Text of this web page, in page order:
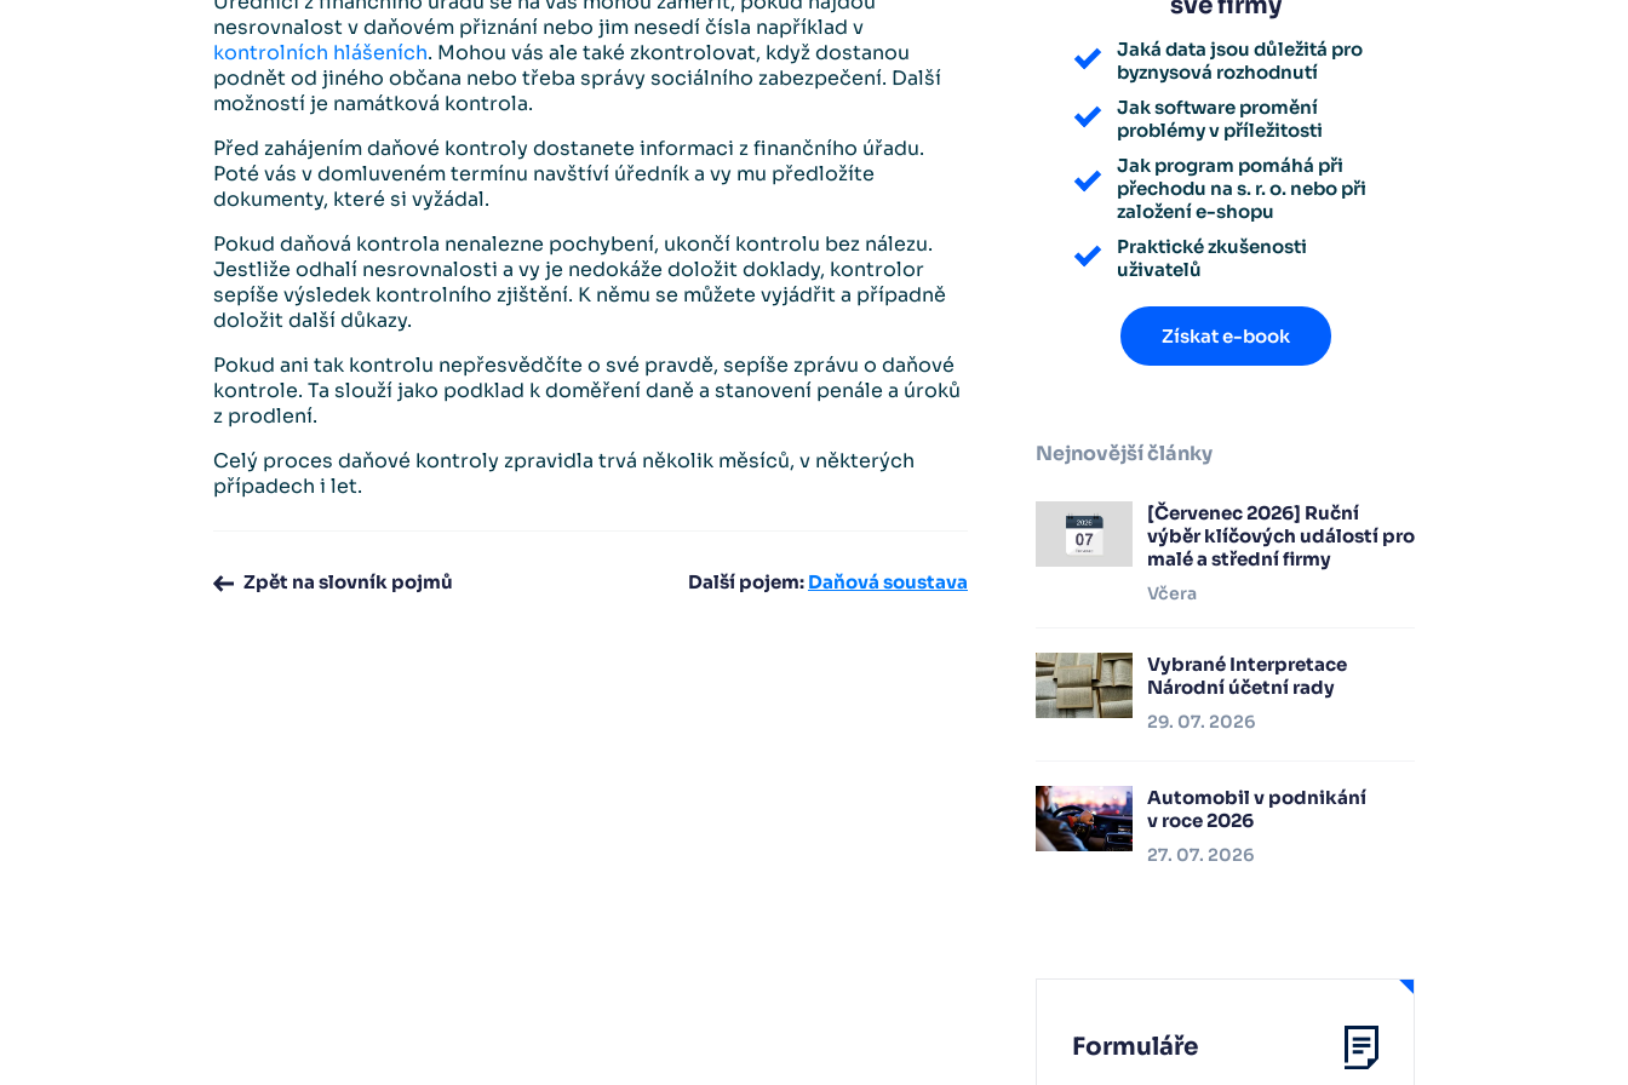
nesrovnalost v daňovém přiznání nebo jim nesedí čísla například v
kontrolních hlášeních. Mohou vás ale také zkontrolovat, když dostanou
podnět od jiného občana nebo třeba správy sociálního zabezpečení. Další
možností je namátková kontrola.
Před zahájením daňové kontroly dostanete informaci z finančního úřadu.
Poté vás v domluveném termínu navštíví úředník a vy mu předložíte
dokumenty, které si vyžádal.
Pokud daňová kontrola nenalezne pochybení, ukončí kontrolu bez nálezu.
Jestliže odhalí nesrovnalosti a vy je nedokáže doložit doklady, kontrolor
sepíše výsledek kontrolního zjištění. K němu se můžete vyjádřit a případně
doložit další důkazy.
Pokud ani tak kontrolu nepřesvědčíte o své pravdě, sepíše zprávu o daňové
kontrole. Ta slouží jako podklad k doměření daně a stanovení penále a úroků
z prodlení.
Celý proces daňové kontroly zpravidla trvá několik měsíců, v některých
případech i let.
Zpět na slovník pojmů Další pojem: Daňová soustava
Jaká data jsou důležitá pro
byznysová rozhodnutí
Jak software promění
problémy v příležitosti
Jak program pomáhá při
přechodu na s. r. o. nebo při
založení e-shopu
Praktické zkušenosti
uživatelů
Získat e-book
Nejnovější články
[Červenec 2026] Ruční
výběr klíčových událostí pro
malé a střední firmy
Včera
Vybrané Interpretace
Národní účetní rady
29. 07. 2026
Automobil v podnikání
v roce 2026
27. 07. 2026
Formuláře